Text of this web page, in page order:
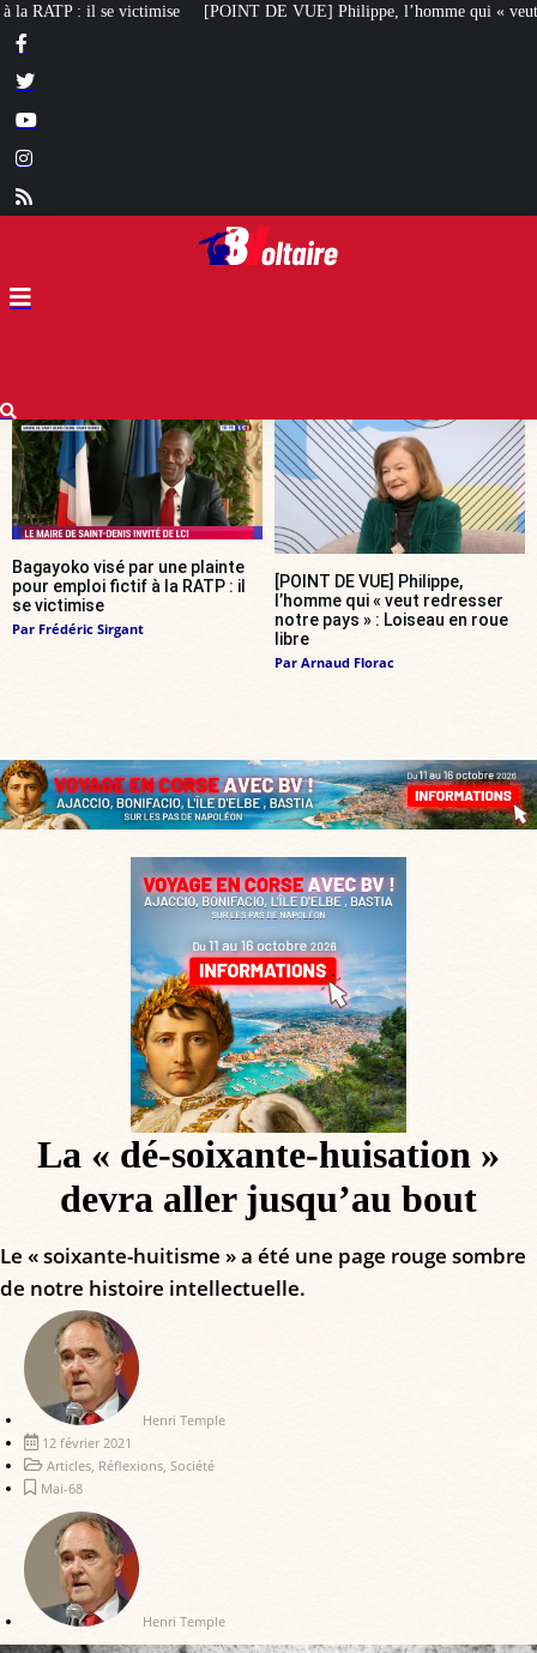
DE VUE] Philippe, l’homme qui « veut redresser notre pays » : Loiseau
Bagayoko visé par une plainte
pour emploi fictif à la RATP : il
se victimise
Par Frédéric Sirgant
[POINT DE VUE] Philippe,
l’homme qui « veut redresser
notre pays » : Loiseau en roue
libre
Par Arnaud Florac
La « dé-soixante-huisation »
devra aller jusqu’au bout
Le « soixante-huitisme » a été une page rouge sombre
de notre histoire intellectuelle.
Henri Temple
12 février 2021
Articles, Réflexions, Société
Mai-68
Henri Temple